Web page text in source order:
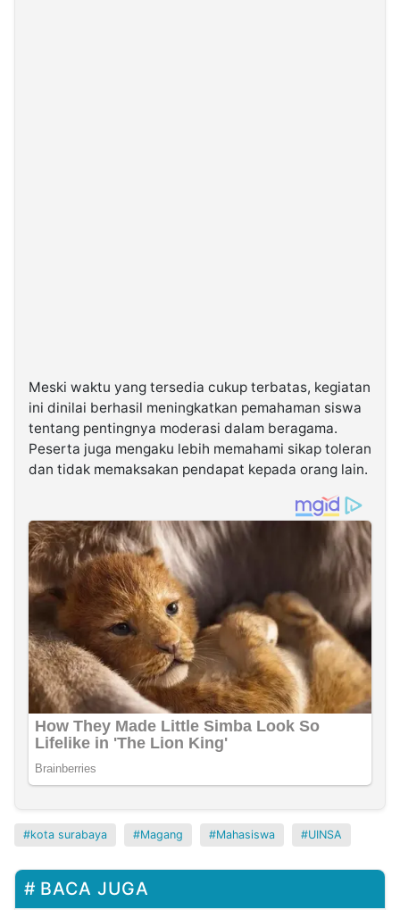
Meski waktu yang tersedia cukup terbatas, kegiatan
ini dinilai berhasil meningkatkan pemahaman siswa
tentang pentingnya moderasi dalam beragama.
Peserta juga mengaku lebih memahami sikap toleran
dan tidak memaksakan pendapat kepada orang lain.
kota surabaya Magang Mahasiswa UINSA
BACA JUGA